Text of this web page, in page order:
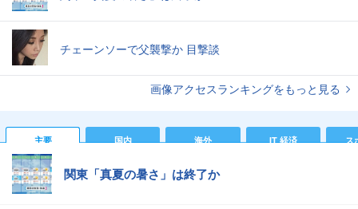
チェーンソーで父襲撃か 目撃談
画像アクセスランキングをもっと見る
主要 国内 海外 IT 経済 ス
関東「真夏の暑さ」は終了か